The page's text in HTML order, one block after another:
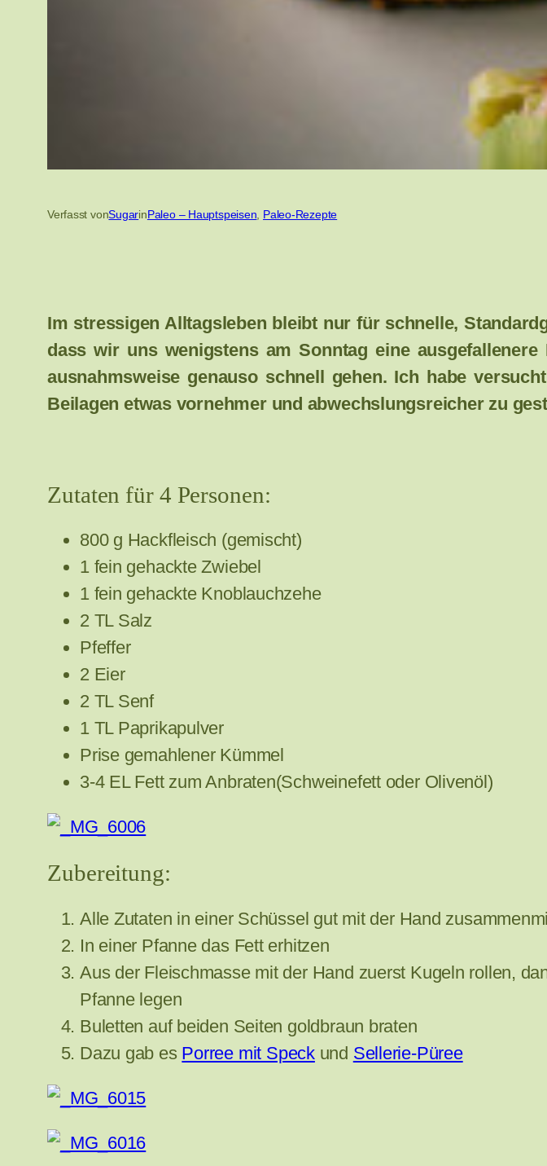
Verfasst vonSugarinPaleo – Hauptspeisen Paleo-Rezepte
Im stressigen Alltagsleben bleibt nur für schnelle,
dass wir uns wenigstens am Sonntag eine
ausnahmsweise genauso schnell gehen. Ich habe
Beilagen etwas vornehmer und abwechslungsreicher zu
Zutaten für 4 Personen:
800 g Hackfleisch (gemischt)
1 fein gehackte Zwiebel
1 fein gehackte Knoblauchzehe
2 TL Salz
Pfeffer
2 Eier
2 TL Senf
1 TL Paprikapulver
Prise gemahlener Kümmel
3-4 EL Fett zum Anbraten(Schweinefett oder Olivenöl)
Zubereitung:
Alle Zutaten in einer Schüssel gut mit der Hand
In einer Pfanne das Fett erhitzen
Aus der Fleischmasse mit der Hand zuerst Kugeln rollen,
Pfanne legen
Buletten auf beiden Seiten goldbraun braten
Dazu gab es Porree mit Speckund Sellerie-Püree